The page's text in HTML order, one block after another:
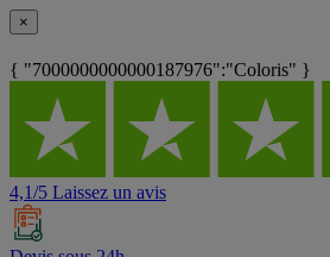
×
{ "7000000000000187976":"Coloris" }
4,1/5 Laissez un avis